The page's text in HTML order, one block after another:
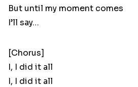
But until my moment comes
I’ll say…
[Chorus]
I, I did it all
I, I did it all